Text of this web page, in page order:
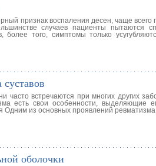
признак воспаления десен, чаще всего
случаев пациенты пытаются
более того, симптомы только
встречаются при многих других
есть свои особенности, выделяющие
из основных проявлений ревматизма
оболочки